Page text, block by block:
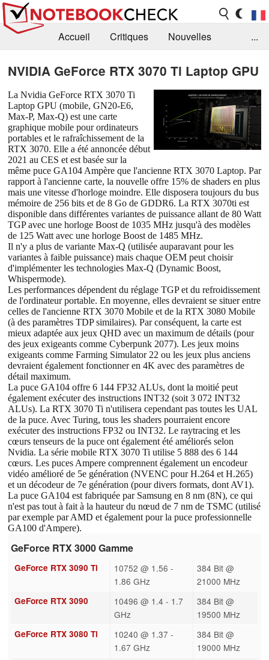
Accueil Critiques
Nouvelles
Recherche
Contact
...
NVIDIA GeForce RTX 3070 Ti Laptop GPU
La Nvidia GeForce RTX 3070 Ti
Laptop GPU (mobile, GN20-E6,
Max-P, Max-Q) est une carte
graphique mobile pour ordinateurs
portables et le rafraîchissement de la
RTX 3070. Elle a été annoncée début
2021 au CES et est basée sur la
même puce GA104 Ampère que l'ancienne RTX 3070 Laptop. Par
rapport à l'ancienne carte, la nouvelle offre 15% de shaders en plus
mais une vitesse d'horloge moindre. Elle disposera toujours du bus
mémoire de 256 bits et de 8 Go de GDDR6. La RTX 3070ti est
disponible dans différentes variantes de puissance allant de 80 Watt
TGP avec une horloge Boost de 1035 MHz jusqu'à des modèles
de 125 Watt avec une horloge Boost de 1485 MHz.
Il n'y a plus de variante Max-Q (utilisée auparavant pour les
variantes à faible puissance) mais chaque OEM peut choisir
d'implémenter les technologies Max-Q (Dynamic Boost,
Whispermode).
Les performances dépendent du réglage TGP et du refroidissement
de l'ordinateur portable. En moyenne, elles devraient se situer entre
celles de l'ancienne RTX 3070 Mobile et de la RTX 3080 Mobile
(à des paramètres TDP similaires). Par conséquent, la carte est
mieux adaptée aux jeux QHD avec un maximum de détails (pour
des jeux exigeants comme Cyberpunk 2077). Les jeux moins
exigeants comme Farming Simulator 22 ou les jeux plus anciens
devraient également fonctionner en 4K avec des paramètres de
détail maximum.
La puce GA104 offre 6 144 FP32 ALUs, dont la moitié peut
également exécuter des instructions INT32 (soit 3 072 INT32
ALUs). La RTX 3070 Ti n'utilisera cependant pas toutes les UAL
de la puce. Avec Turing, tous les shaders pourraient encore
exécuter des instructions FP32 ou INT32. Le raytracing et les
cœurs tenseurs de la puce ont également été améliorés selon
Nvidia. La série mobile RTX 3070 Ti utilise 5 888 des 6 144
cœurs. Les puces Ampere comprennent également un encodeur
vidéo amélioré de 5e génération (NVENC pour H.264 et H.265)
et un décodeur de 7e génération (pour divers formats, dont AV1).
La puce GA104 est fabriquée par Samsung en 8 nm (8N), ce qui
n'est pas tout à fait à la hauteur du nœud de 7 nm de TSMC (utilisé
par exemple par AMD et également pour la puce professionnelle
GA100 d'Ampere).
GeForce RTX 3000 Gamme
GeForce RTX 3090 Ti
10752 @ 1.56 -
1.86 GHz
384 Bit @
21000 MHz
GeForce RTX 3090
10496 @ 1.4 - 1.7
GHz
384 Bit @
19500 MHz
GeForce RTX 3080 Ti
10240 @ 1.37 -
1.67 GHz
384 Bit @
19000 MHz